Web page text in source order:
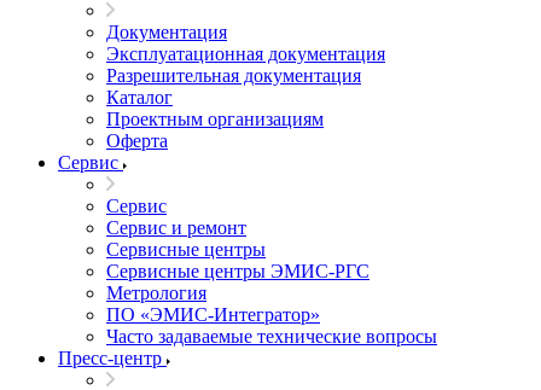
Документация
Эксплуатационная документация
Разрешительная документация
Каталог
Проектным организациям
Оферта
Сервис
Сервис
Сервис и ремонт
Сервисные центры
Сервисные центры ЭМИС-РГС
Метрология
ПО «ЭМИС-Интегратор»
Часто задаваемые технические вопросы
Пресс-центр